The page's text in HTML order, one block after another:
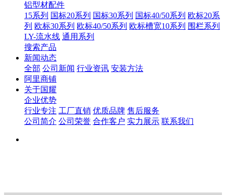
铝型材配件
15系列 国标20系列 国标30系列 国标40/50系列 欧标20系
列 欧标30系列 欧标40/50系列 欧标槽宽10系列 围栏系列
LY-流水线 通用系列
搜索产品
新闻动态
全部 公司新闻 行业资讯 安装方法
阿里商铺
关于国耀
企业优势
行业专注 工厂直销 优质品牌 售后服务
公司简介 公司荣誉 合作客户 实力展示 联系我们